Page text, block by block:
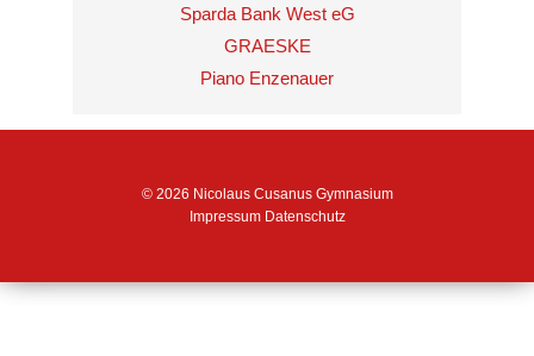
Sparda Bank West eG
GRAESKE
Piano Enzenauer
© 2026 Nicolaus Cusanus Gymnasium
Impressum Datenschutz